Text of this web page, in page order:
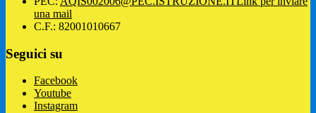
una mail
C.F.: 82001010667
Seguici su
Facebook
Youtube
Instagram